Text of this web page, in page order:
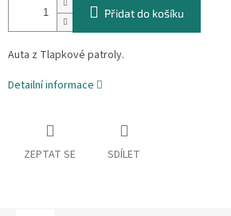
Přidat do košíku
Auta z Tlapkové patroly.
Detailní informace
ZEPTAT SE SDÍLET